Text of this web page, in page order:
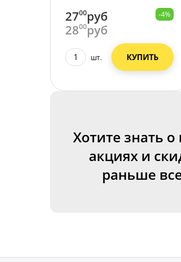
2700руб
2800руб
-4%
шт. КУПИТЬ
Хотите знать
акциях и
раньше